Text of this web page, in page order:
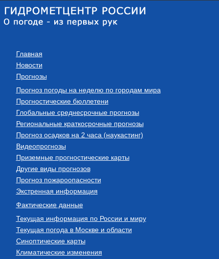
Главная
Новости
Прогнозы
Прогноз погоды на неделю по городам мира
Прогностические бюллетени
Глобальные среднесрочные прогнозы
Региональные краткосрочные прогнозы
Прогноз осадков на 2 часа (наукастинг)
Видеопрогнозы
Приземные прогностические карты
Другие виды прогнозов
Прогноз пожароопасности
Экстренная информация
Фактические данные
Текущая информация по России и миру
Текущая погода в Москве и области
Синоптические карты
Климатические изменения